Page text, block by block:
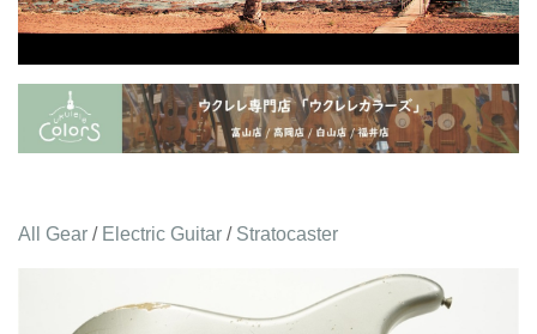
All Gear / Electric Guitar / Stratocaster